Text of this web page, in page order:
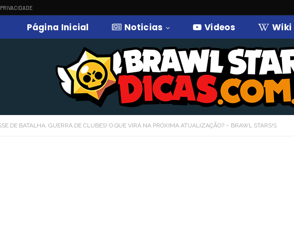
Página Inicial Noticias Videos Wiki
DE BATALHA, GUERRA DE CLUBES! O QUE VIRÁ NA PRÓXIMA ATUALIZAÇÃO? – BRAWL STARS!S